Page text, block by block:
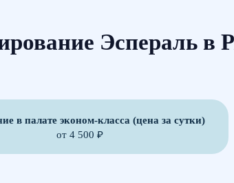
Эспераль в
в палате эконом-класса (цена за сутки)
от 4 500 ₽